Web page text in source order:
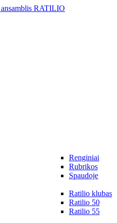
Renginiai
Rubrikos
Spaudoje
Ratilio klubas
Ratilio 50
Ratilio 55